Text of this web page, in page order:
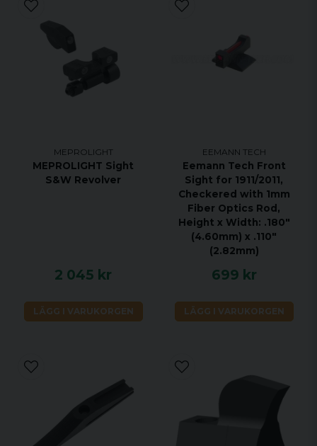
MEPROLIGHT
MEPROLIGHT Sight
S&W Revolver
2 045 kr
LÄGG I VARUKORGEN
EEMANN TECH
Eemann Tech Front
Sight for 1911/2011,
Checkered with 1mm
Fiber Optics Rod,
Height x Width: .180"
(4.60mm) x .110"
(2.82mm)
699 kr
LÄGG I VARUKORGEN